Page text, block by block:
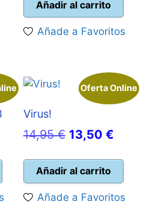
era:
69,99 €.
actual
es:
59,95 €.
Añadir al carrito
Añade a Favoritos
€.
Oferta Online
Virus!
14,95€ El
original
era:
14,95 €.
13,50 €El
es:
13,50
Añadir al carrito
Añade a Favoritos